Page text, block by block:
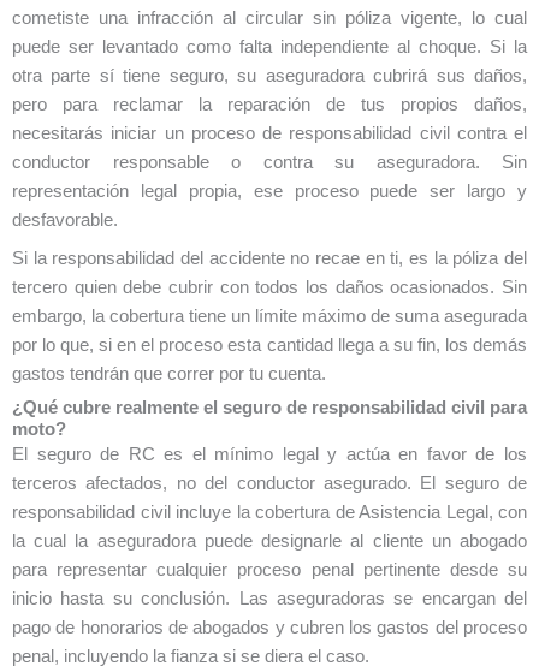
cometiste una infracción al circular sin póliza vigente, lo cual
puede ser levantado como falta independiente al choque. Si la
otra parte sí tiene seguro, su aseguradora cubrirá sus daños,
pero para reclamar la reparación de tus propios daños,
necesitarás iniciar un proceso de responsabilidad civil contra el
conductor responsable o contra su aseguradora. Sin
representación legal propia, ese proceso puede ser largo y
desfavorable.
Si la responsabilidad del accidente no recae en ti, es la póliza del
tercero quien debe cubrir con todos los daños ocasionados. Sin
embargo, la cobertura tiene un límite máximo de suma asegurada
por lo que, si en el proceso esta cantidad llega a su fin, los demás
gastos tendrán que correr por tu cuenta.
¿Qué cubre realmente el seguro de responsabilidad civil para
moto?
El seguro de RC es el mínimo legal y actúa en favor de los
terceros afectados, no del conductor asegurado. El seguro de
responsabilidad civil incluye la cobertura de Asistencia Legal, con
la cual la aseguradora puede designarle al cliente un abogado
para representar cualquier proceso penal pertinente desde su
inicio hasta su conclusión. Las aseguradoras se encargan del
pago de honorarios de abogados y cubren los gastos del proceso
penal, incluyendo la fianza si se diera el caso.